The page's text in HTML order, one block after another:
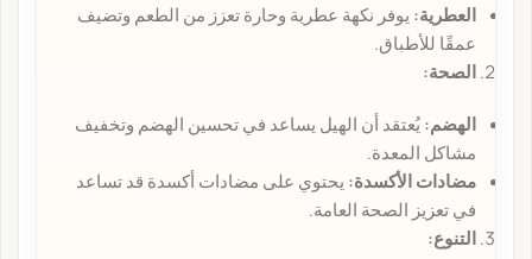
العطرية: يوفر نكهة عطرية وحارة تعزز من الطعم وتضيف
عمقًا للأطباق.
الصحة:
الهضم:يُعتقد أن الهيل يساعد في تحسين الهضم وتخفيف
مشاكل المعدة.
مضادات الأكسدة: يحتوي على مضادات أكسدة قد تساعد
في تعزيز الصحة العامة.
التنوع: